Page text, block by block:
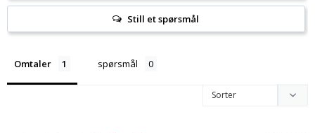
Still et spørsmål
Omtaler spørsmål